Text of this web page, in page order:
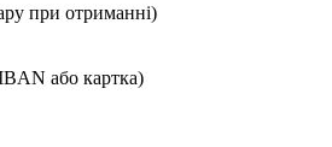
при отриманні)
або картка)